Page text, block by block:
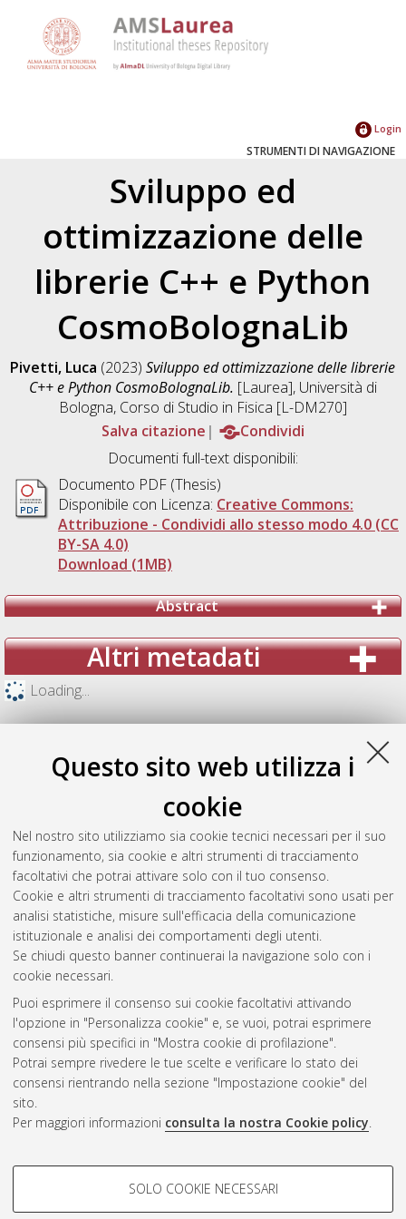
Questo sito web utilizza i
cookie
Nel nostro sito utilizziamo sia cookie tecnici necessari per il suo
funzionamento, sia cookie e altri strumenti di tracciamento
facoltativi che potrai attivare solo con il tuo consenso.
Cookie e altri strumenti di tracciamento facoltativi sono usati per
analisi statistiche, misure sull'efficacia della comunicazione
istituzionale e analisi dei comportamenti degli utenti.
Se chiudi questo banner continuerai la navigazione solo con i
cookie necessari.
Puoi esprimere il consenso sui cookie facoltativi attivando
l'opzione in "Personalizza cookie" e, se vuoi, potrai esprimere
consensi più specifici in "Mostra cookie di profilazione".
Potrai sempre rivedere le tue scelte e verificare lo stato dei
consensi rientrando nella sezione "Impostazione cookie" del
sito.
Per maggiori informazioni consulta la nostra Cookie policy.
COOKIE DI PROFILAZIONE -
SOLO COOKIE NECESSARI
Login
STRUMENTI DI NAVIGAZIONE
Sviluppo ed
ottimizzazione delle
librerie C++ e Python
CosmoBolognaLib
Pivetti, Luca (2023)Sviluppo ed ottimizzazione delle librerie
C++ e Python CosmoBolognaLib. [Laurea], Università di
Bologna, Corso di Studio in Fisica [L-DM270]
Salva citazione
Condividi
Documenti full-text disponibili:
Documento PDF (Thesis)
Disponibile con Licenza: Creative Commons:
Attribuzione - Condividi allo stesso modo 4.0 (CC
BY-SA 4.0)
Download (1MB)
Abstract
Altri metadati
Loading...
Gestione del documento:
Atom
Rss 1.0
Rss 2.0
AMS Laurea
Impostazioni Cookie
Informativa sulla privacy
Condizioni d’uso del sito